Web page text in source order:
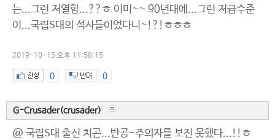
는...그런 저열함...??ㅎ 이미~~ 90년대에...그런 저급수준
이...국립S대의 석사들이었다니~!?!ㅎㅎㅎ
2019-10-15 오후 11:58:15
0 0
G-Crusader(crusader)
@ 국립S대 출신 치곤...반공-주의자를 보진 못했다...!!ㅎ